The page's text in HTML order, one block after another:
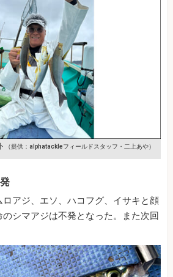
（提供：alphatackleフィールドスタッフ・二上あや）
アジ、エソ、ハコフグ、イサキと顔
シマアジは不発となった。また次回